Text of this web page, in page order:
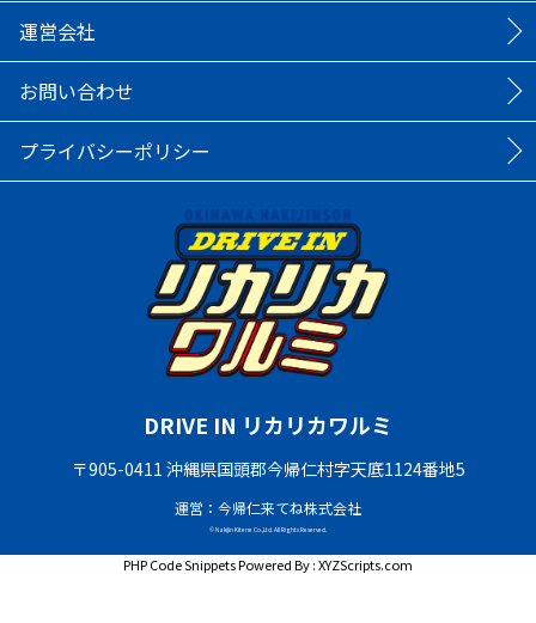
運営会社
お問い合わせ
プライバシーポリシー
DRIVE IN リカリカワルミ
〒905-0411 沖縄県国頭郡今帰仁村字天底1124番地5
運営：今帰仁来てね株式会社
© Nakijin Kitene Co.,Ltd. All Rights Reserved.
PHP Code SnippetsPowered By :XYZScripts.com